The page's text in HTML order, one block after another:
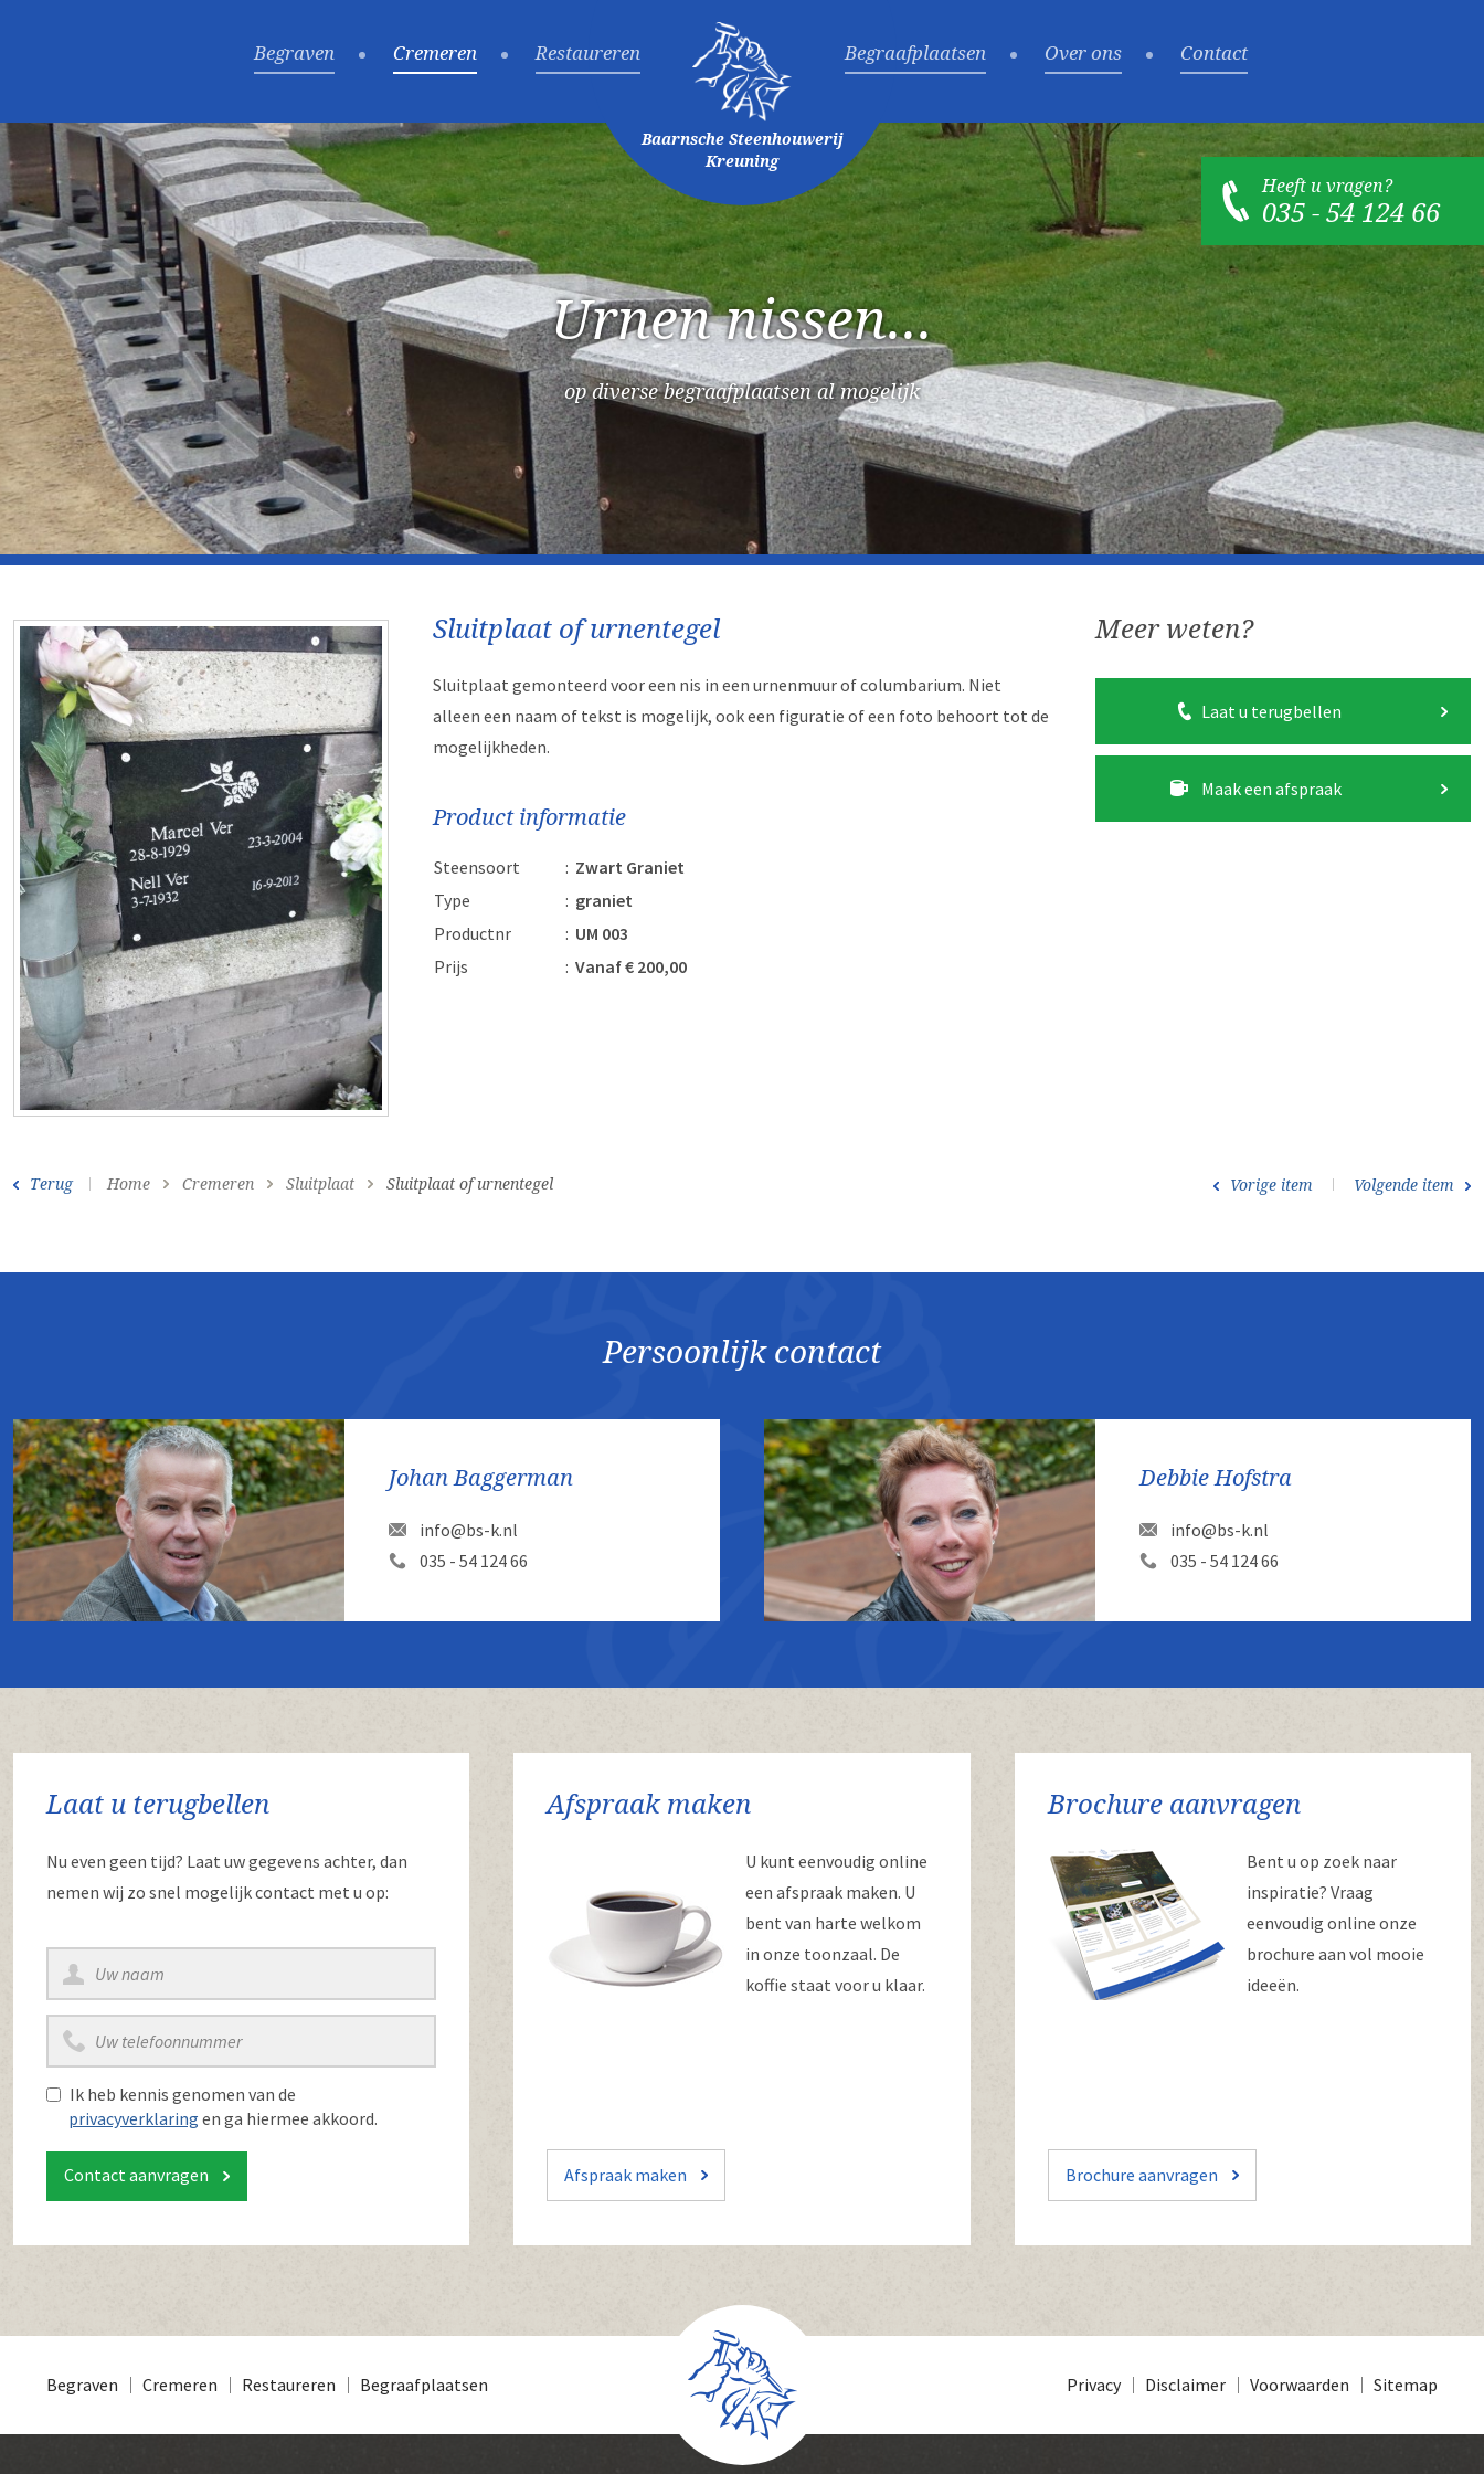
Begraven Cremeren Restaureren
Baarnsche Steenhouwerij
Kreuning
Begraafplaatsen Over ons Contact
Heeft u vragen?
035 - 54 124 66
Urnen nissen...
op diverse begraafplaatsen al mogelijk
Sluitplaat of urnentegel
Sluitplaat gemonteerd voor een nis in een urnenmuur of columbarium. Niet
alleen een naam of tekst is mogelijk, ook een figuratie of een foto behoort tot de
mogelijkheden.
Product informatie
Steensoort : Zwart Graniet
Type
: graniet
Productnr
: UM 003
Prijs
: Vanaf € 200,00
Meer weten?
Laat u terugbellen
Maak een afspraak
Terug Home Cremeren Sluitplaat Sluitplaat of urnentegel Vorige item Volgende item
Persoonlijk contact
Johan Baggerman
info@bs-k.nl
035 - 54 124 66
Debbie Hofstra
info@bs-k.nl
035 - 54 124 66
Laat u terugbellen
Nu even geen tijd? Laat uw gegevens achter, dan
nemen wij zo snel mogelijk contact met u op:
Ik heb kennis genomen van de
privacyverklaring en ga hiermee akkoord.
Contact aanvragen
Afspraak maken
U kunt eenvoudig online
een afspraak maken. U
bent van harte welkom
in onze toonzaal. De
koffie staat voor u klaar.
Afspraak maken
Brochure aanvragen
Bent u op zoek naar
inspiratie? Vraag
eenvoudig online onze
brochure aan vol mooie
ideeën.
Brochure aanvragen
Begraven Cremeren Restaureren Begraafplaatsen Privacy Disclaimer Voorwaarden Sitemap